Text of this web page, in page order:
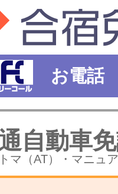
お電話
自動車
マ（AT）・マニュア